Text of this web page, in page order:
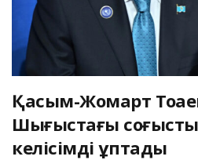
Қасым-Жомарт
Шығыстағы соғысты
келісімді құптады